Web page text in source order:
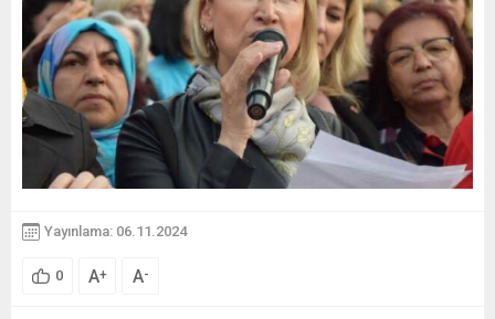
Yayınlama: 06.11.2024
0 A+ A-